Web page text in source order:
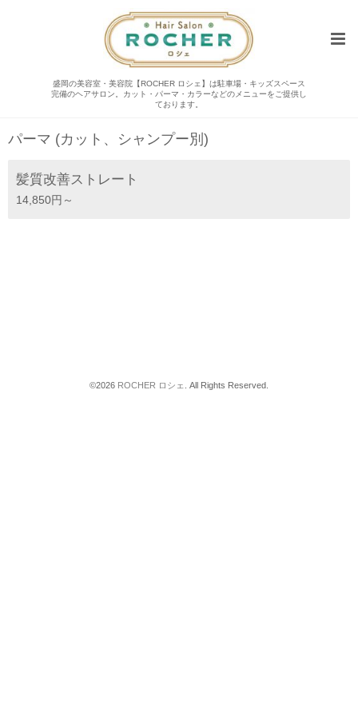
盛岡の美容室・美容院【ROCHER ロシェ】は駐車場・キッズスペース
完備のヘアサロン。カット・パーマ・カラーなどのメニューをご提供し
ております。
メニュー
パーマ (カット、シャンプー別)
髪質改善ストレート
14,850円～
©2026 ROCHER ロシェ . All Rights Reserved.